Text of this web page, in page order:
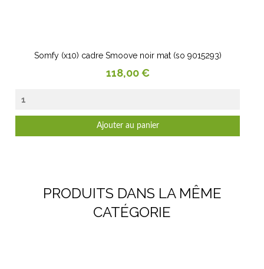
Somfy (x10) cadre Smoove noir mat (so 9015293)
Prix
118,00 €
Ajouter au panier
PRODUITS DANS LA MÊME
CATÉGORIE